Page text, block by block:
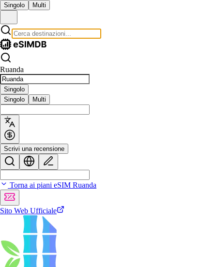
Singolo Multi
Ruanda
Singolo
Singolo
Multi
Scrivi una recensione
Torna ai piani eSIM Ruanda
Sito Web Ufficiale